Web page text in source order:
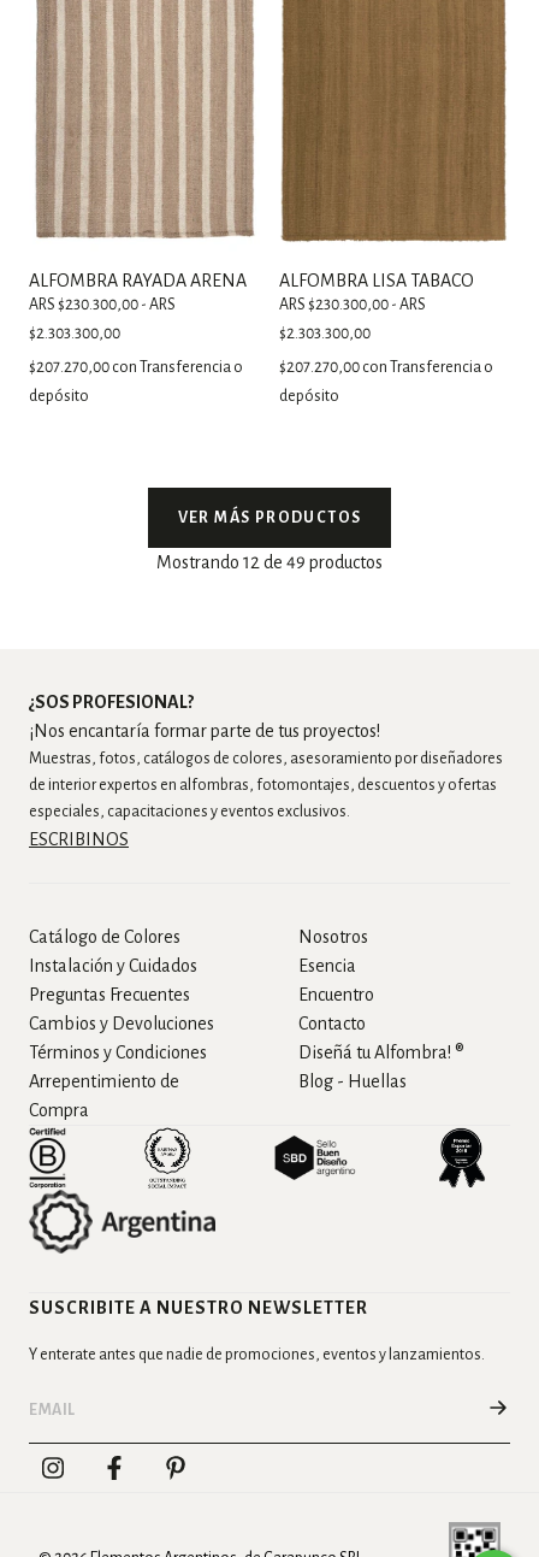
ALFOMBRA RAYADA ARENA
ARS $230.300,00 - ARS
$2.303.300,00
$207.270,00 con
Transferencia o
depósito
ALFOMBRA LISA TABACO
ARS $230.300,00 - ARS
$2.303.300,00
$207.270,00 con
Transferencia o
depósito
VER MÁS PRODUCTOS
Mostrando 12 de 49 productos
¿SOS PROFESIONAL?
¡Nos encantaría formar parte de tus proyectos!
Muestras, fotos, catálogos de colores, asesoramiento por diseñadores
de interior expertos en alfombras, fotomontajes, descuentos y ofertas
especiales, capacitaciones y eventos exclusivos.
ESCRIBINOS
Catálogo de Colores
Instalación y Cuidados
Preguntas Frecuentes
Cambios y Devoluciones
Términos y Condiciones
Arrepentimiento de
Compra
Nosotros
Esencia
Encuentro
Contacto
Diseñá tu Alfombra! ®
Blog - Huellas
SUSCRIBITE A NUESTRO NEWSLETTER
Y enterate antes que nadie de promociones, eventos y lanzamientos.